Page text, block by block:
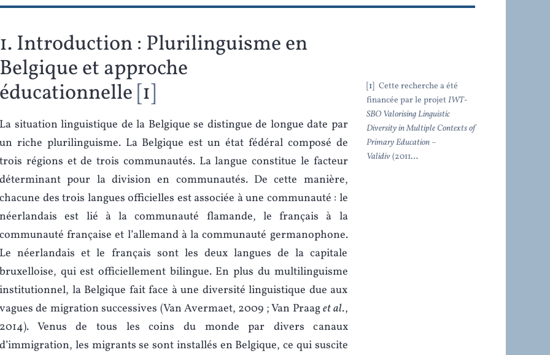
1. Introduction : Plurilinguisme en
Belgique et approche
éducationnelle 1
La situation linguistique de la Belgique se distingue de longue date par
un riche plurilinguisme. La Belgique est un état fédéral composé de
trois régions et de trois communautés. La langue constitue le facteur
déterminant pour la division en communautés. De cette manière,
chacune des trois langues officielles est associée à une communauté : le
néerlandais est lié à la communauté flamande, le français à la
communauté française et l’allemand à la communauté germanophone.
Le néerlandais et le français sont les deux langues de la capitale
bruxelloise, qui est officiellement bilingue. En plus du multilinguisme
institutionnel, la Belgique fait face à une diversité linguistique due aux
vagues de migration successives (Van Avermaet, 2009 ; Van Praaget al.,
2014). Venus de tous les coins du monde par divers canaux
d’immigration, les migrants se sont installés en Belgique, ce qui suscite
1
Cette recherche a été
financée par le projetIWT-
SBO Valorising Linguistic
Diversity in Multiple Contexts of
Primary Education –
Validiv (2011…